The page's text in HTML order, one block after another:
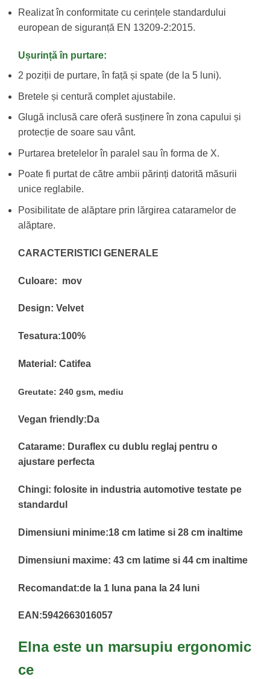
Realizat în conformitate cu cerințele standardului
european de siguranță EN 13209-2:2015.
Ușurință în purtare:
2 poziții de purtare, în față și spate (de la 5 luni).
Bretele și centură complet ajustabile.
Glugă inclusă care oferă susținere în zona capului și
protecție de soare sau vânt.
Purtarea bretelelor în paralel sau în forma de X.
Poate fi purtat de către ambii părinți datorită măsurii
unice reglabile.
Posibilitate de alăptare prin lărgirea cataramelor de
alăptare.
CARACTERISTICI GENERALE
Culoare: mov
Design: Velvet
Tesatura:100%
Material: Catifea
Greutate: 240 gsm, mediu
Vegan friendly:Da
Catarame: Duraflex cu dublu reglaj pentru o
ajustare perfecta
Chingi: folosite in industria automotive testate pe
standardul
Dimensiuni minime:18 cm latime si 28 cm inaltime
Dimensiuni maxime: 43 cm latime si 44 cm inaltime
Recomandat:de la 1 luna pana la 24 luni
EAN:5942663016057
Elnaeste un marsupiu ergonomic
ce